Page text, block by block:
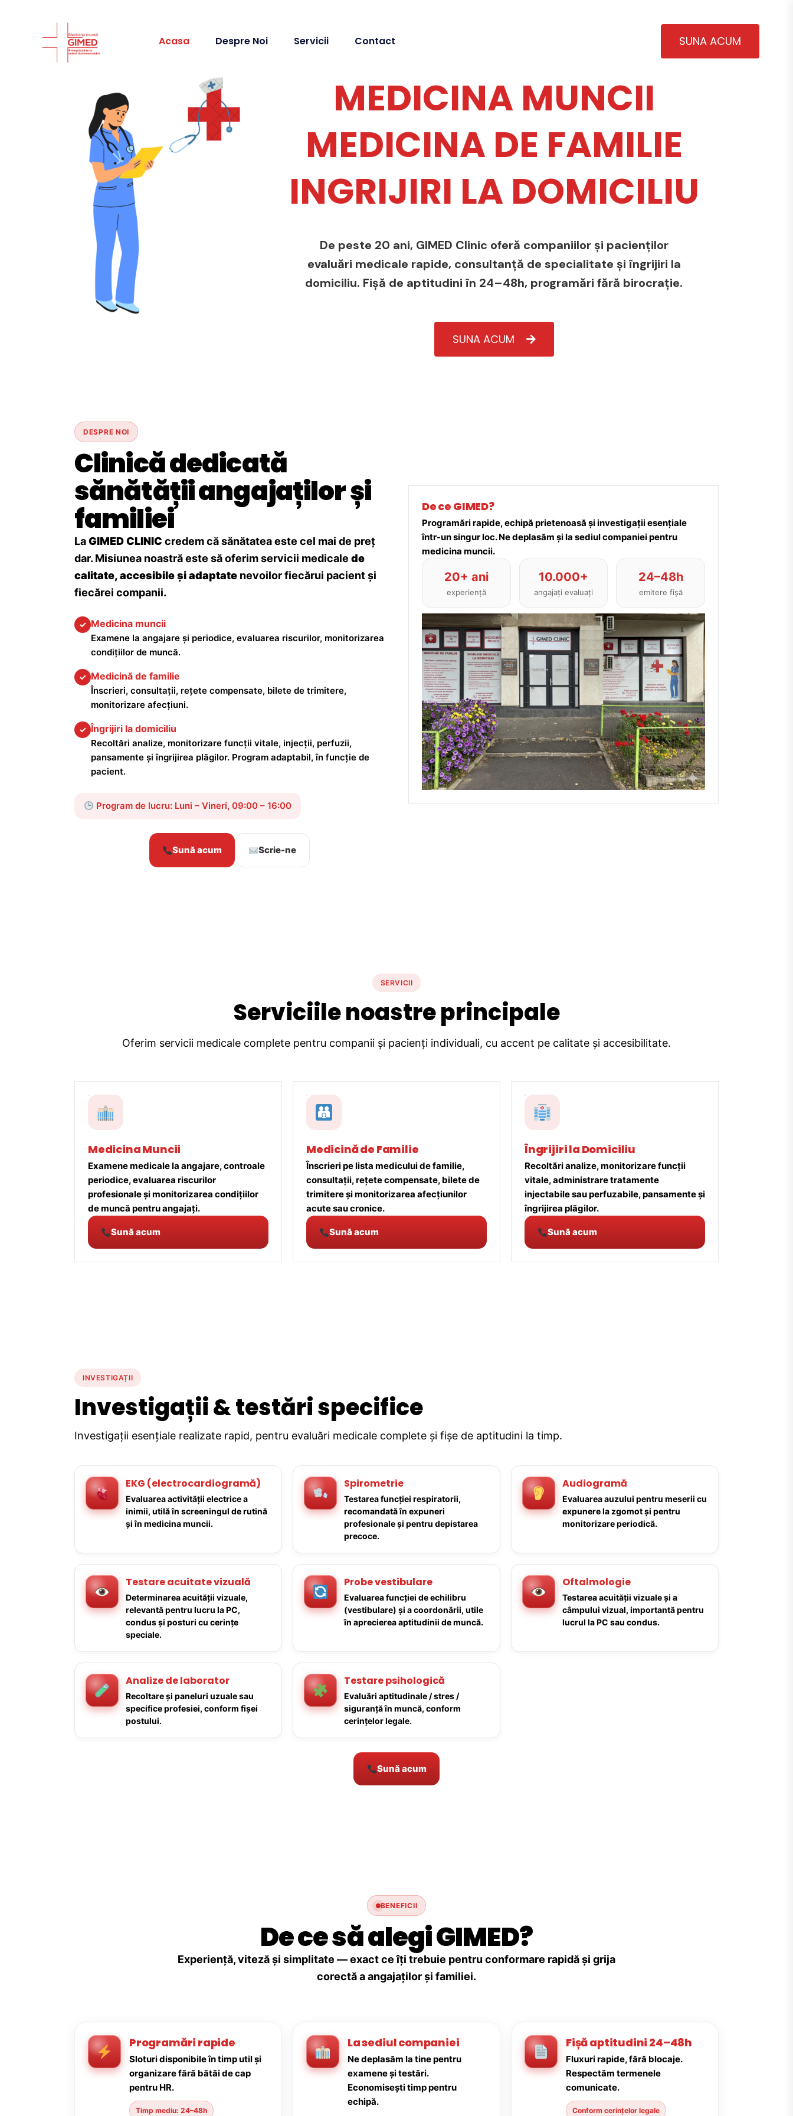
Acasa Despre Noi Servicii Contact SUNA ACUM
MEDICINA MUNCII
MEDICINA DE FAMILIE
INGRIJIRI LA DOMICILIU
De peste 20 ani, GIMED Clinic oferă companiilor și pacienților
evaluări medicale rapide, consultanță de specialitate și îngrijiri la
domiciliu. Fișă de aptitudini în 24–48h, programări fără birocrație.
SUNA ACUM
DESPRE NOI
Clinică dedicată
sănătății angajaților și
familiei
LaGIMED CLINIC credem că sănătatea este cel mai de preț
dar. Misiunea noastră este să oferim servicii medicale de
calitate, accesibile și adaptate nevoilor fiecărui pacient și
fiecărei companii.
✓ Medicina muncii
Examene la angajare și periodice, evaluarea riscurilor, monitorizarea
condițiilor de muncă.
✓ Medicină de familie
Înscrieri, consultații, rețete compensate, bilete de trimitere,
monitorizare afecțiuni.
✓ Îngrijiri la domiciliu
Recoltări analize, monitorizare funcții vitale, injecții, perfuzii,
pansamente și îngrijirea plăgilor. Program adaptabil, în funcție de
pacient.
Program de lucru: Luni – Vineri, 09:00 – 16:00
Sună acum Scrie-ne
De ce GIMED?
Programări rapide, echipă prietenoasă și investigații esențiale
într-un singur loc. Ne deplasăm și la sediul companiei pentru
medicina muncii.
20+ ani
experiență
10.000+
angajați evaluați
24–48h
emitere fișă
SERVICII
Serviciile noastre principale
Oferim servicii medicale complete pentru companii și pacienți individuali, cu accent pe calitate și accesibilitate.
Medicina Muncii
Examene medicale la angajare, controale
periodice, evaluarea riscurilor
profesionale și monitorizarea condițiilor
de muncă pentru angajați.
Sună acum
Medicină de Familie
Înscrieri pe lista medicului de familie,
consultații, rețete compensate, bilete de
trimitere și monitorizarea afecțiunilor
acute sau cronice.
Sună acum
Îngrijiri la Domiciliu
Recoltări analize, monitorizare funcții
vitale, administrare tratamente
injectabile sau perfuzabile, pansamente și
îngrijirea plăgilor.
Sună acum
INVESTIGAȚII
Investigații & testări specifice
Investigații esențiale realizate rapid, pentru evaluări medicale complete și fișe de aptitudini la timp.
EKG (electrocardiogramă)
Evaluarea activității electrice a
inimii, utilă în screeningul de rutină
și în medicina muncii.
Spirometrie
Testarea funcției respiratorii,
recomandată în expuneri
profesionale și pentru depistarea
precoce.
Audiogramă
Evaluarea auzului pentru meserii cu
expunere la zgomot și pentru
monitorizare periodică.
Testare acuitate vizuală
Determinarea acuității vizuale,
relevantă pentru lucru la PC,
condus și posturi cu cerințe
speciale.
Probe vestibulare
Evaluarea funcției de echilibru
(vestibulare) și a coordonării, utile
în aprecierea aptitudinii de muncă.
Oftalmologie
Testarea acuității vizuale și a
câmpului vizual, importantă pentru
lucrul la PC sau condus.
Analize de laborator
Recoltare și paneluri uzuale sau
specifice profesiei, conform fișei
postului.
Testare psihologică
Evaluări aptitudinale / stres /
siguranță în muncă, conform
cerințelor legale.
Sună acum
BENEFICII
De ce să alegi GIMED?
Experiență, viteză și simplitate — exact ce îți trebuie pentru conformare rapidă și grija
corectă a angajaților și familiei.
Programări rapide
Sloturi disponibile în timp util și
organizare fără bătăi de cap
pentru HR.
Timp mediu: 24–48h
La sediul companiei
Ne deplasăm la tine pentru
examene și testări.
Economisești timp pentru
echipă.
Fișă aptitudini 24–48h
Fluxuri rapide, fără blocaje.
Respectăm termenele
comunicate.
Conform cerințelor legale